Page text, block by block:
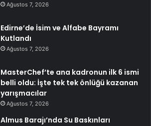
Ağustos 7, 2026
Edirne’de İsim ve Alfabe Bayramı
Kutlandı
Ağustos 7, 2026
MasterChef’te ana kadronun ilk 6 ismi
belli oldu: İşte tek tek önlüğü kazanan
yarışmacılar
Ağustos 7, 2026
Almus Barajı’nda Su Baskınları